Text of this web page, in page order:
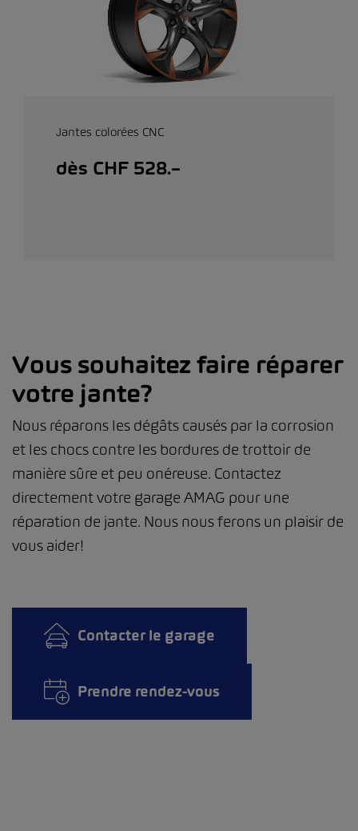
Jantes colorées CNC
dès CHF 528.–
Vous souhaitez faire réparer
votre jante?
Nous réparons les dégâts causés par la corrosion
et les chocs contre les bordures de trottoir de
manière sûre et peu onéreuse. Contactez
directement votre garage AMAG pour une
réparation de jante. Nous nous ferons un plaisir de
vous aider!
Contacter le garage
Prendre rendez-vous